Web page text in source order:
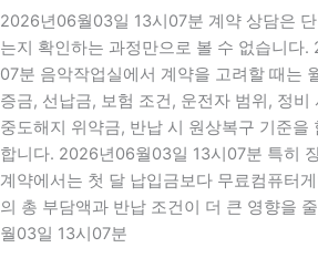
2026년06월03일 13시07분 계약 상담은
는지 확인하는 과정만으로 볼 수 없습니다
07분 음악작업실에서 계약을 고려할 때는
증금, 선납금, 보험 조건, 운전자 범위, 정비
중도해지 위약금, 반납 시 원상복구 기준을
합니다. 2026년06월03일 13시07분 특히
계약에서는 첫 달 납입금보다 무료컴퓨터
의 총 부담액과 반납 조건이 더 큰 영향을
월03일 13시07분